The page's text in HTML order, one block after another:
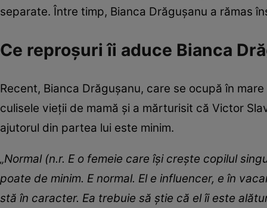
separate. Între timp, Bianca Drăgușanu a rămas
Ce reproșuri îi aduce Bianca
Recent, Bianca Drăgușanu, care se ocupă în
culisele vieții de mamă și a mărturisit că Victor
ajutorul din partea lui este minim.
„Normal (n.r. E o femeie care își crește copilul
poate de minim. E normal. El e influencer, e în
stă în caracter. Ea trebuie să știe că el îi este